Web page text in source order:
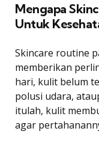
Mengapa
Untuk
Skincare routine
memberikan
hari, kulit belum
polusi udara,
itulah, kulit
agar